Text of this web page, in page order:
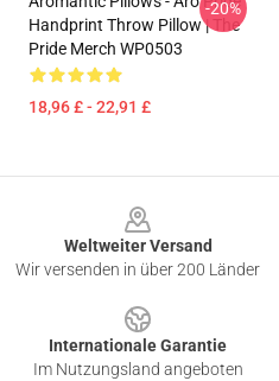
Handprint Throw Pillow | The
Pride Merch WP0503
18,96 £ - 22,91 £
-20%
Weltweiter Versand
Wir versenden in über 200 Länder
Internationale Garantie
Im Nutzungsland angeboten